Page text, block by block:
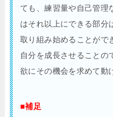
ても、練習量や自己管理
はそれ以上にできる部分
取り組み始めることがで
自分を成長させることの
欲にその機会を求めて動
■補足